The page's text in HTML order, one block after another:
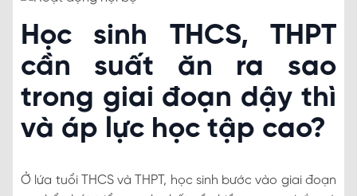
Học sinh THCS, THPT
cần suất ăn ra sao
trong giai đoạn dậy thì
và áp lực học tập cao?
Ở lứa tuổi THCS và THPT, học sinh bước vào giai đoạn